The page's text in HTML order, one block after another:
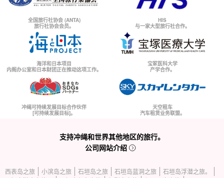
全国旅行社协会 (ANTA)
旅行社协会会员。
HIS
与一家大型旅行社合作。
海洋和日本项目
内阁办公室和日本财团正在推动这项工作。
宝冢医科大学
产学合作。
冲绳可持续发展目标合作伙伴
[可持续发展目标]。
天空租车
汽车租赁业务联盟。
支持冲绳和世界其他地区的旅行。
公司网站介绍
西表岛之旅 小滨岛之旅 石垣岛之旅 石垣岛蓝洞之旅
石垣岛浮潜之旅。